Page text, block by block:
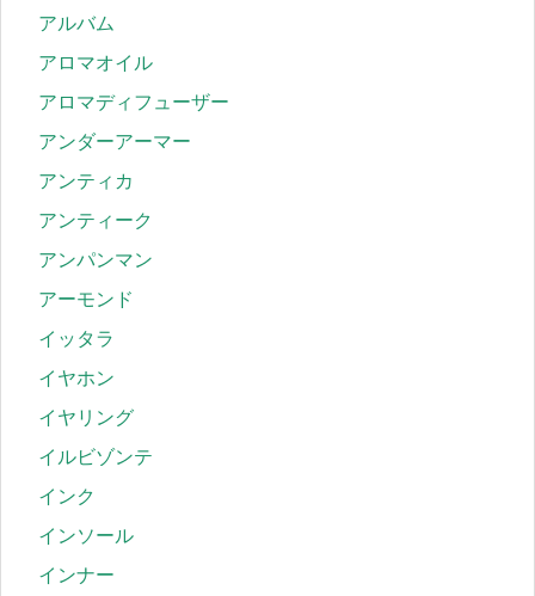
アルバム
アロマオイル
アロマディフューザー
アンダーアーマー
アンティカ
アンティーク
アンパンマン
アーモンド
イッタラ
イヤホン
イヤリング
イルビゾンテ
インク
インソール
インナー